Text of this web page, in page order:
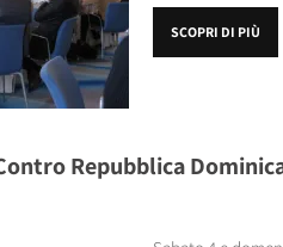
SCOPRI DI PIÙ
Repubblica